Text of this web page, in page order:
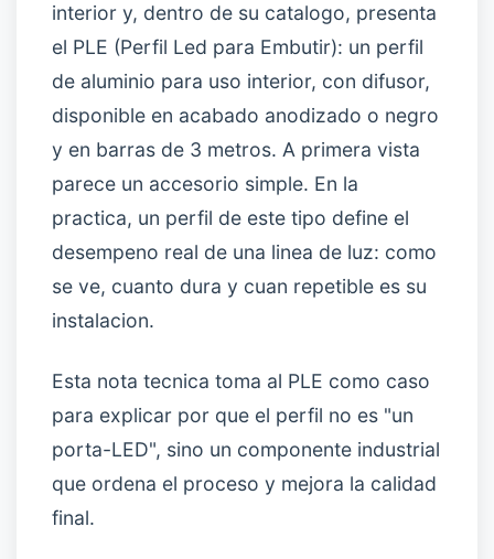
interior y, dentro de su catalogo, presenta
el PLE (Perfil Led para Embutir): un perfil
de aluminio para uso interior, con difusor,
disponible en acabado anodizado o negro
y en barras de 3 metros. A primera vista
parece un accesorio simple. En la
practica, un perfil de este tipo define el
desempeno real de una linea de luz: como
se ve, cuanto dura y cuan repetible es su
instalacion.
Esta nota tecnica toma al PLE como caso
para explicar por que el perfil no es "un
porta-LED", sino un componente industrial
que ordena el proceso y mejora la calidad
final.